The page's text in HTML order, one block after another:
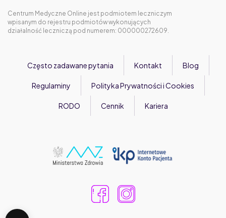
Centrum Medyczne Online jest podmiotem leczniczym
wpisanym do rejestru podmiotów wykonujących
działalność leczniczą pod numerem: 000000272609.
Często zadawane pytania Kontakt Blog
Regulaminy Polityka Prywatności i Cookies
RODO Cennik Kariera